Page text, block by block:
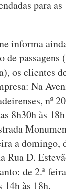
para
informa
de passagens
os clientes
Na
nº
8h30h às
a domingo,
Rua D.
de 2.ª
14h às 18h.